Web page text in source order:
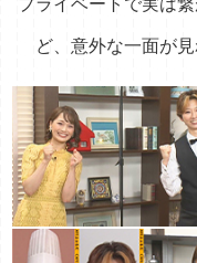
ど、意外な一面が